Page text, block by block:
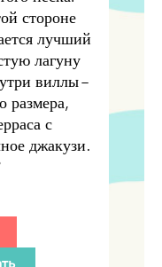
стороне
лучший
лагуну
виллы –
размера,
с
джакузи.